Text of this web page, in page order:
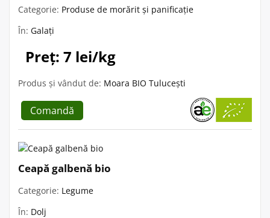
Categorie: Produse de morărit și panificație
În: Galați
Preț: 7 lei/kg
Produs și vândut de: Moara BIO Tulucești
Comandă
Ceapă galbenă bio
Categorie: Legume
În: Dolj